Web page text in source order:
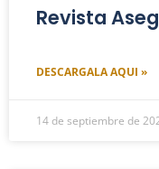
Revista
DESCARGALA AQUI »
14 de septiembre de